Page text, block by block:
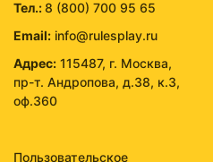
Тел.:8 (800) 700 95 65
Email: info@rulesplay.ru
Адрес: 115487, г. Москва,
пр-т. Андропова, д.38, к.3,
оф.360
Пользовательское